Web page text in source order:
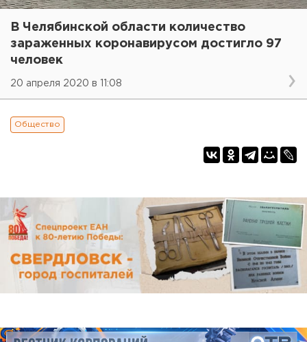
В Челябинской области количество
зараженных коронавирусом достигло 97
человек
20 апреля 2020 в 11:08
Общество